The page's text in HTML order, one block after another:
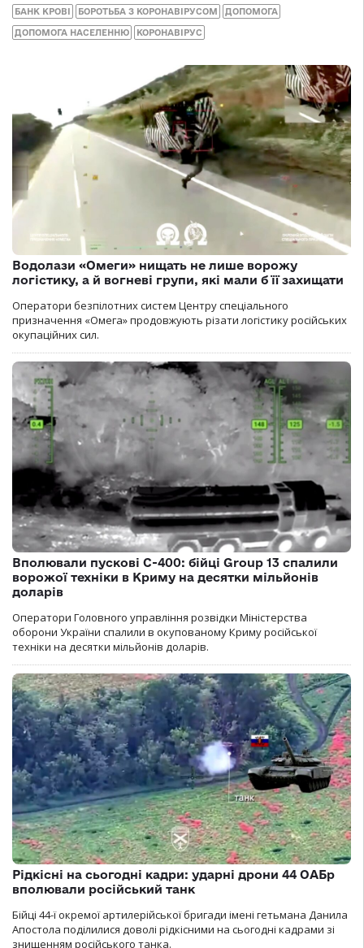
БАНК КРОВІ БОРОТЬБА З КОРОНАВІРУСОМ ДОПОМОГА
ДОПОМОГА НАСЕЛЕННЮ КОРОНАВІРУС
Водолази «Омеги» нищать не лише ворожу
логістику, а й вогневі групи, які мали б її захищати
Оператори безпілотних систем Центру спеціального
призначення «Омега» продовжують різати логістику російських
окупаційних сил.
Вполювали пускові С-400: бійці Group 13 спалили
ворожої техніки в Криму на десятки мільйонів
доларів
Оператори Головного управління розвідки Міністерства
оборони України спалили в окупованому Криму російської
техніки на десятки мільйонів доларів.
Рідкісні на сьогодні кадри: ударні дрони 44 ОАБр
вполювали російський танк
Бійці 44-ї окремої артилерійської бригади імені гетьмана Данила
Апостола поділилися доволі рідкісними на сьогодні кадрами зі
знищенням російського танка.